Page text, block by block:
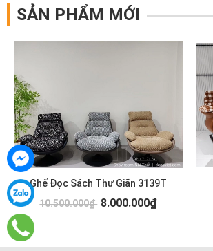
SẢN PHẨM MỚI
Ghế Đọc Sách Thư Giãn 3139T
10.500.000₫ 8.000.000₫